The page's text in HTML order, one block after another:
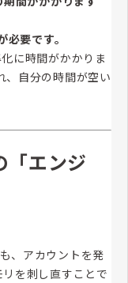
要です。
に時間がかかりま
、自分の時間が空い
「エンジ
、アカウントを発
を刺し直すことで